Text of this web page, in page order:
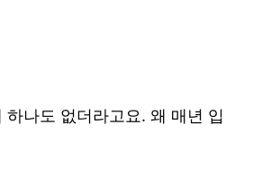
나도 없더라고요. 왜 매년 입